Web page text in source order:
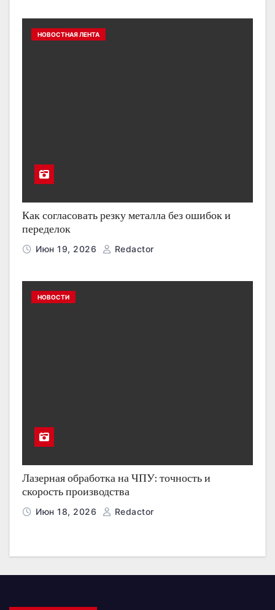
НОВОСТНАЯ ЛЕНТА
Как согласовать резку металла без ошибок и
переделок
Июн 19, 2026 Redactor
НОВОСТИ
Лазерная обработка на ЧПУ: точность и
скорость производства
Июн 18, 2026 Redactor